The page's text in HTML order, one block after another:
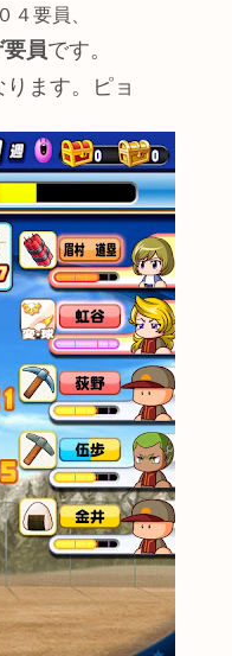
４要員、
員です。
ます。ピョ